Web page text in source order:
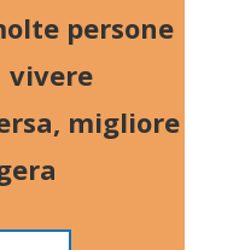
persone
vivere
migliore